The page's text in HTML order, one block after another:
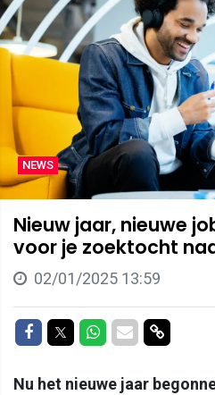
NEWS
Nieuw jaar, nieuwe
voor je zoektocht
02/01/2025 13:59
Delen op Facebook
Delen op Twitter
Delen opDelen via
Delen
Nu het nieuwe jaar